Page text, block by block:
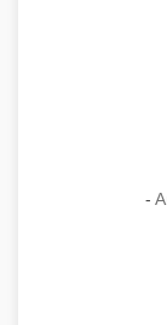
-